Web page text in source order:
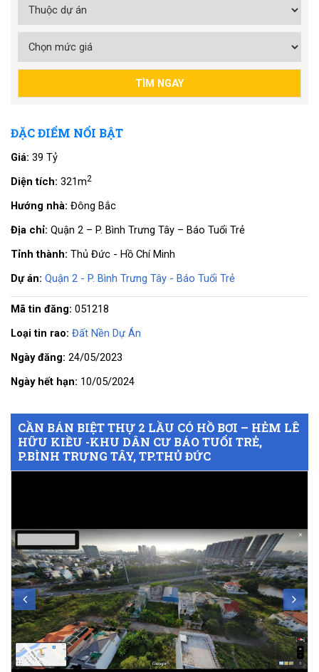
CẦN BÁN BIỆT THỰ 2 LẦU CÓ HỒ BƠI – HẺM LÊ
HỮU KIỀU -KHU DÂN CƯ BÁO TUỔI TRẺ,
P.BÌNH TRƯNG TÂY, TP.THỦ ĐỨC
ĐẶC ĐIỂM NỔI BẬT
Giá: 39 Tỷ
Diện tích: 321m2
Hướng nhà: Đông Bắc
Địa chỉ: Quận 2 – P. Bình Trưng Tây – Báo Tuổi Trẻ
Tỉnh thành: Thủ Đức - Hồ Chí Minh
Dự án: Quận 2 - P. Bình Trưng Tây - Báo Tuổi Trẻ
Mã tin đăng: 051218
Loại tin rao: Đất Nền Dự Án
Ngày đăng: 24/05/2023
Ngày hết hạn: 10/05/2024